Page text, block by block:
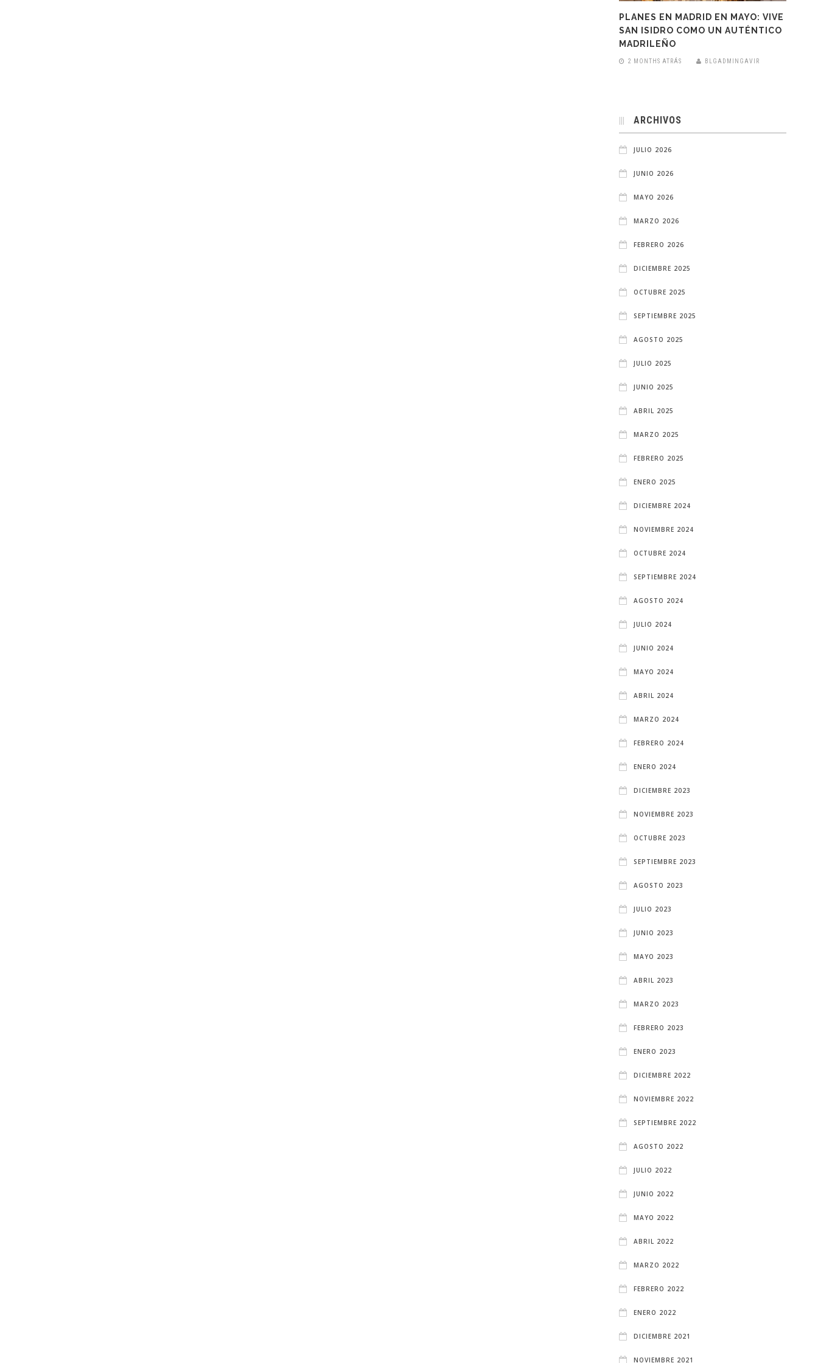
PLANES EN MADRID EN MAYO: VIVE
SAN ISIDRO COMO UN AUTÉNTICO
MADRILEÑO
2 MONTHS ATRÁS BLGADMINGAVIR
ARCHIVOS
JULIO 2026
JUNIO 2026
MAYO 2026
MARZO 2026
FEBRERO 2026
DICIEMBRE 2025
OCTUBRE 2025
SEPTIEMBRE 2025
AGOSTO 2025
JULIO 2025
JUNIO 2025
ABRIL 2025
MARZO 2025
FEBRERO 2025
ENERO 2025
DICIEMBRE 2024
NOVIEMBRE 2024
OCTUBRE 2024
SEPTIEMBRE 2024
AGOSTO 2024
JULIO 2024
JUNIO 2024
MAYO 2024
ABRIL 2024
MARZO 2024
FEBRERO 2024
ENERO 2024
DICIEMBRE 2023
NOVIEMBRE 2023
OCTUBRE 2023
SEPTIEMBRE 2023
AGOSTO 2023
JULIO 2023
JUNIO 2023
MAYO 2023
ABRIL 2023
MARZO 2023
FEBRERO 2023
ENERO 2023
DICIEMBRE 2022
NOVIEMBRE 2022
SEPTIEMBRE 2022
AGOSTO 2022
JULIO 2022
JUNIO 2022
MAYO 2022
ABRIL 2022
MARZO 2022
FEBRERO 2022
ENERO 2022
DICIEMBRE 2021
NOVIEMBRE 2021